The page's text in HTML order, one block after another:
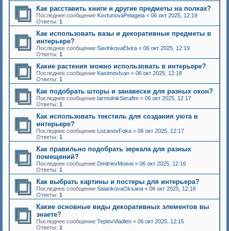
Как расставить книги и другие предметы на полках?
Последнее сообщение KovtunovaPelageia « 06 окт 2025, 12:19
Ответы: 1
Как использовать вазы и декоративные предметы в
интерьере?
Последнее сообщение SavinkovaElvira « 06 окт 2025, 12:19
Ответы: 1
Какие растения можно использовать в интерьере?
Последнее сообщение KasimovIvan « 06 окт 2025, 12:18
Ответы: 1
Как подобрать шторы и занавески для разных окон?
Последнее сообщение IarmolnikSerafim « 06 окт 2025, 12:17
Ответы: 1
Как использовать текстиль для создания уюта в
интерьере?
Последнее сообщение LozanovFoka « 06 окт 2025, 12:17
Ответы: 1
Как правильно подобрать зеркала для разных
помещений?
Последнее сообщение DmitrievMoisei « 06 окт 2025, 12:16
Ответы: 1
Как выбрать картины и постеры для интерьера?
Последнее сообщение SaiankovaOksana « 06 окт 2025, 12:16
Ответы: 1
Какие основные виды декоративных элементов вы
знаете?
Последнее сообщение TeplovVladlen « 06 окт 2025, 12:15
Ответы: 1